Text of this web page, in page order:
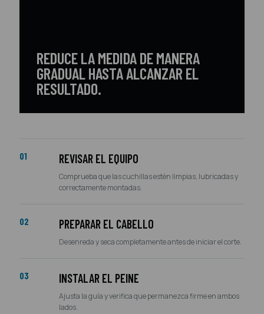
REDUCE LA MEDIDA DE MANERA
GRADUAL HASTA ALCANZAR EL
RESULTADO.
01 REVISAR EL EQUIPO
Comprueba que las cuchillas estén limpias, lubricadas y
correctamente montadas.
02 PREPARAR EL CABELLO
Desenreda y seca completamente antes de iniciar el corte.
03 INSTALAR EL PEINE
Ajusta la guía y verifica que permanezca firme en ambos
lados.